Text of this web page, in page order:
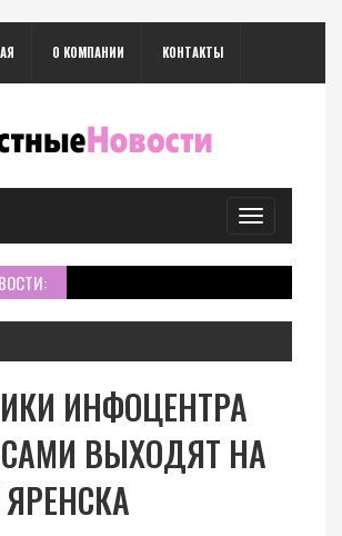
О КОМПАНИИ КОНТАКТЫ
Toggle
navigation
ИНФОЦЕНТРА
ВЫХОДЯТ НА